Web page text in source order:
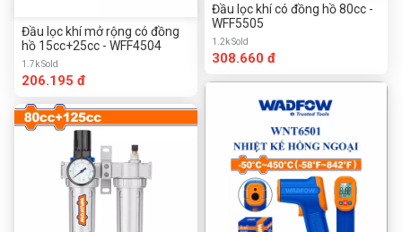
Đầu lọc khí mở rộng có đồng
hồ 15cc+25cc - WFF4504
1.7k Sold
206.195 đ
Đầu lọc khí có đồng hồ 80cc -
WFF5505
1.2k Sold
308.660 đ